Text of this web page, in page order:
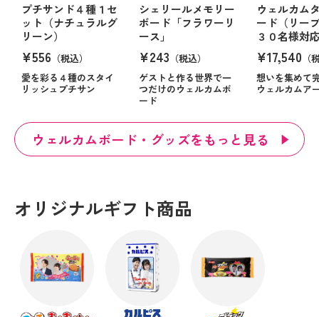
プチサンド４種１セ
ット（ナチュラルグ
リーン）
¥556 （税込）
愛を彩る４種のスタイ
リッシュプチサン
シェリールメモリー
ボード「フラワーリ
ース」
¥243 （税込）
ゲストと作る世界で一
つだけのウェルカムボ
ード
ウェルカム
ード（リー
３０名様対
¥17,540 （
想いを集めて
ウェルカムア
ウェルカムボード・グッズをもっと見る
オリジナルギフト商品